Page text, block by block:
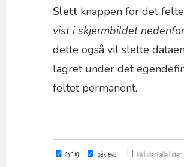
Slett knappen for det
vist i skjermbildet
dette også vil slette
lagret under det
feltet permanent.